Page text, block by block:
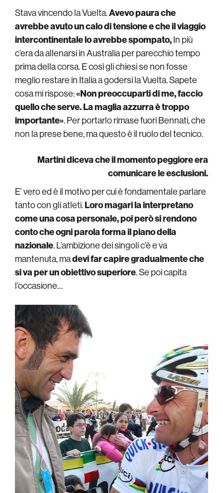
Stava vincendo la Vuelta.Avevo paura che
avrebbe avuto un calo di tensione e che il viaggio
intercontinentale lo avrebbe spompato,In più
c’era da allenarsi in Australia per parecchio tempo
prima della corsa. E così gli chiesi se non fosse
meglio restare in Italia a godersi la Vuelta. Sapete
cosa mi rispose:«Non preoccuparti di me, faccio
quello che serve. La maglia azzurra è troppo
importante». Per portarlo rimase fuori Bennati, che
non la prese bene, ma questo è il ruolo del tecnico.
Martini diceva che il momento peggiore era
comunicare le esclusioni.
E’ vero ed è il motivo per cui è fondamentale parlare
tanto con gli atleti.Loro magari la interpretano
come una cosa personale, poi però si rendono
conto che ogni parola forma il piano della
nazionale. L’ambizione dei singoli c’è e va
mantenuta, madevi far capire gradualmente che
si va per un obiettivo superiore. Se poi capita
l’occasione…